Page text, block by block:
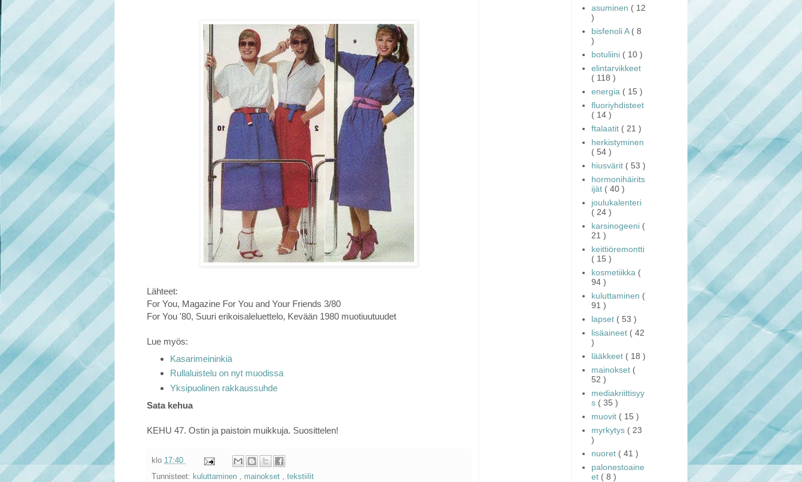
Lähteet:
For You, Magazine For You and Your Friends 3/80
For You '80, Suuri erikoisaleluettelo, Kevään 1980 muotiuutuudet
Lue myös:
Kasarimeininkiä
Rullaluistelu on nyt muodissa
Yksipuolinen rakkaussuhde
Sata kehua
KEHU 47. Ostin ja paistoin muikkuja. Suosittelen!
klo 17:40
Tunnisteet: kuluttaminen , mainokset , tekstiilit
asuminen ( 12
)
bisfenoli A ( 8
)
botuliini ( 10 )
elintarvikkeet
( 118 )
energia ( 15 )
fluoriyhdisteet
( 14 )
ftalaatit ( 21 )
herkistyminen
( 54 )
hiusvärit ( 53 )
hormonihäirits
ijät ( 40 )
joulukalenteri
( 24 )
karsinogeeni (
21 )
keittiöremontti
( 15 )
kosmetiikka (
94 )
kuluttaminen (
91 )
lapset ( 53 )
lisäaineet ( 42
)
lääkkeet ( 18 )
mainokset (
52 )
mediakriittisyy
s ( 35 )
muovit ( 15 )
myrkytys ( 23
)
nuoret ( 41 )
palonestoaine
et ( 8 )